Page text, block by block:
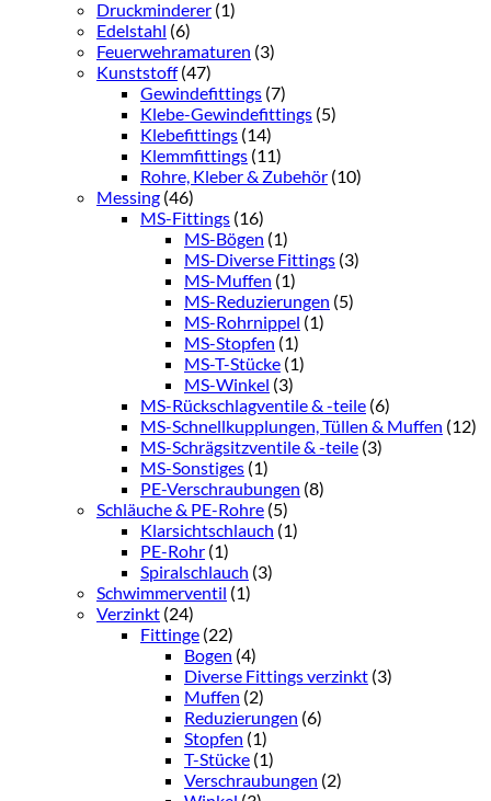
Druckminderer (1)
Edelstahl (6)
Feuerwehramaturen (3)
Kunststoff (47)
Gewindefittings (7)
Klebe-Gewindefittings (5)
Klebefittings (14)
Klemmfittings (11)
Rohre, Kleber & Zubehör (10)
Messing (46)
MS-Fittings (16)
MS-Bögen (1)
MS-Diverse Fittings (3)
MS-Muffen (1)
MS-Reduzierungen (5)
MS-Rohrnippel (1)
MS-Stopfen (1)
MS-T-Stücke (1)
MS-Winkel (3)
MS-Rückschlagventile & -teile (6)
MS-Schnellkupplungen, Tüllen & Muffen (12)
MS-Schrägsitzventile & -teile (3)
MS-Sonstiges (1)
PE-Verschraubungen (8)
Schläuche & PE-Rohre (5)
Klarsichtschlauch (1)
PE-Rohr (1)
Spiralschlauch (3)
Schwimmerventil (1)
Verzinkt (24)
Fittinge (22)
Bogen (4)
Diverse Fittings verzinkt (3)
Muffen (2)
Reduzierungen (6)
Stopfen (1)
T-Stücke (1)
Verschraubungen (2)